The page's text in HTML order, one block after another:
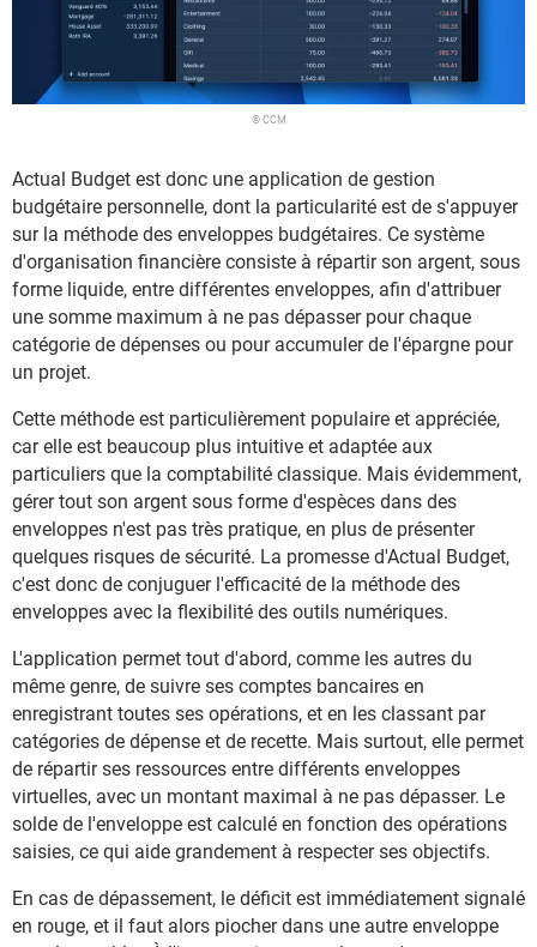
© CCM
Actual Budget est donc une application de gestion
budgétaire personnelle, dont la particularité est de s'appuyer
sur la méthode des enveloppes budgétaires. Ce système
d'organisation financière consiste à répartir son argent, sous
forme liquide, entre différentes enveloppes, afin d'attribuer
une somme maximum à ne pas dépasser pour chaque
catégorie de dépenses ou pour accumuler de l'épargne pour
un projet.
Cette méthode est particulièrement populaire et appréciée,
car elle est beaucoup plus intuitive et adaptée aux
particuliers que la comptabilité classique. Mais évidemment,
gérer tout son argent sous forme d'espèces dans des
enveloppes n'est pas très pratique, en plus de présenter
quelques risques de sécurité. La promesse d'Actual Budget,
c'est donc de conjuguer l'efficacité de la méthode des
enveloppes avec la flexibilité des outils numériques.
L'application permet tout d'abord, comme les autres du
même genre, de suivre ses comptes bancaires en
enregistrant toutes ses opérations, et en les classant par
catégories de dépense et de recette. Mais surtout, elle permet
de répartir ses ressources entre différents enveloppes
virtuelles, avec un montant maximal à ne pas dépasser. Le
solde de l'enveloppe est calculé en fonction des opérations
saisies, ce qui aide grandement à respecter ses objectifs.
En cas de dépassement, le déficit est immédiatement signalé
en rouge, et il faut alors piocher dans une autre enveloppe